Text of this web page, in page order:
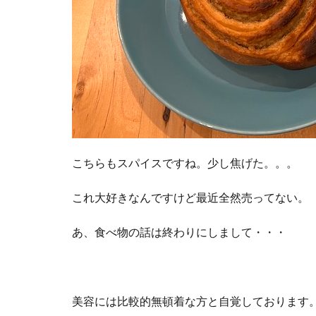
こちらもスパイスですね。少し焦げた。。。
これ大好きなんですけど最近全然売ってない。
あ、食べ物の話は終わりにしまして・・・
美容には比較的無頓着な方と自覚しております